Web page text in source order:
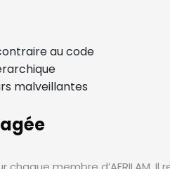
au code
malveillantes